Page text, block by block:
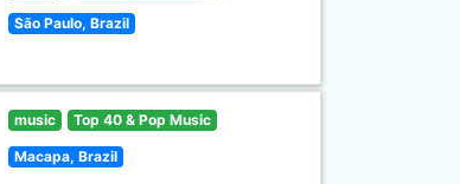
São Paulo, Brazil
music Top 40 & Pop Music
Macapa, Brazil